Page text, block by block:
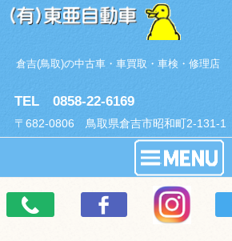
倉吉(鳥取)の中古車・車買取・車検・修理店
TEL 0858-22-6169
〒682-0806 鳥取県倉吉市昭和町2-131-1